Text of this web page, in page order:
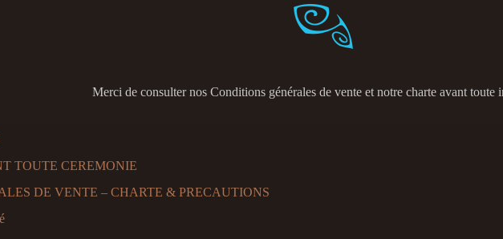
Merci de consulter nos Conditions générales de vente et notre charte avant toute
TOUTE CEREMONIE
DE VENTE – CHARTE & PRECAUTIONS